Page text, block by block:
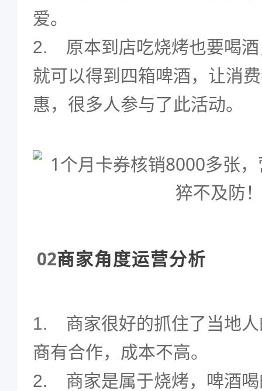
爱。
2.
原本到店吃烧烤也要喝
就可以得到四箱啤酒，让消
惠，很多人参与了此活动。
02商家角度运营分析
1.
商家很好的抓住了当地
商有合作，成本不高。
2.
商家是属于烧烤，啤酒